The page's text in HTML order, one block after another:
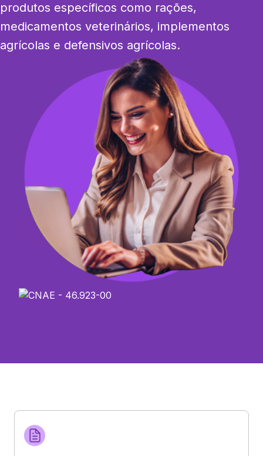
produtos específicos como rações,
medicamentos veterinários, implementos
agrícolas e defensivos agrícolas.